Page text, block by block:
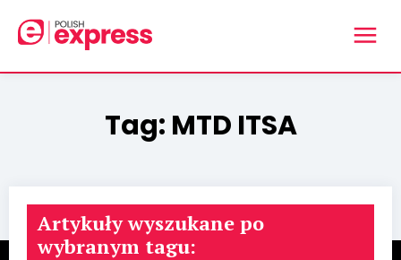
Tag: MTD ITSA
Artykuły wyszukane po
wybranym tagu: